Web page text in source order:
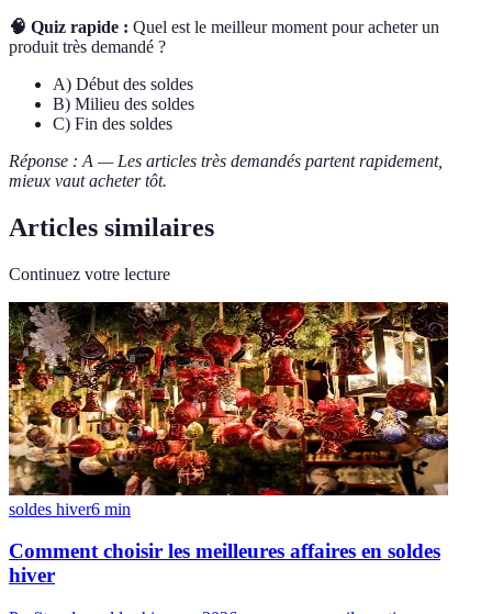
🧠 Quiz rapide : Quel est le meilleur moment pour acheter un
produit très demandé ?
A) Début des soldes
B) Milieu des soldes
C) Fin des soldes
Réponse : A — Les articles très demandés partent rapidement,
mieux vaut acheter tôt.
Articles similaires
Continuez votre lecture
soldes hiver6 min
Comment choisir les meilleures affaires en soldes
hiver